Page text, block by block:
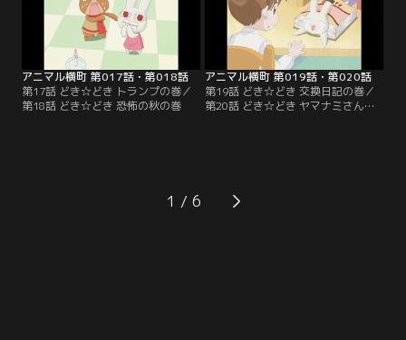
アニマル横町 第017話・第018話
第17話 どき☆どき トランプの巻／
第18話 どき☆どき 恐怖の秋の巻
アニマル横町 第019話・第020話
第19話 どき☆どき 交換日記の巻／
第20話 どき☆どき ヤマナミさん殺
1